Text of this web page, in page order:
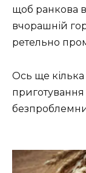
щоб ранкова
вчорашній
ретельно
Ось ще кілька
приготування